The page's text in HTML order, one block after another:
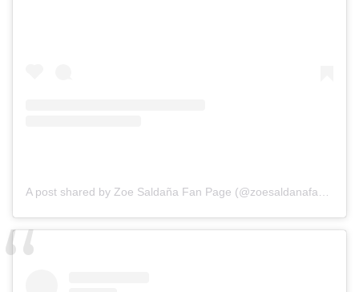
A post shared by Zoe Saldaña Fan Page (@zoesaldanafanp)